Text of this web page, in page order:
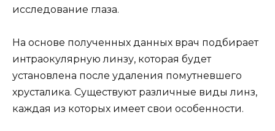
исследование глаза.
На основе полученных данных врач подбирает
интраокулярную линзу, которая будет
установлена после удаления помутневшего
хрусталика. Существуют различные виды линз,
каждая из которых имеет свои особенности.